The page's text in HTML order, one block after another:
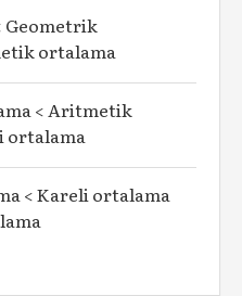
Geometrik
ortalama
< Aritmetik
ortalama
< Kareli ortalama